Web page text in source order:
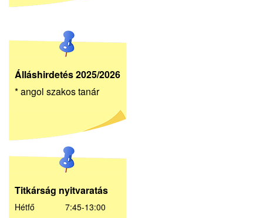
Álláshirdetés 2025/2026
* angol szakos tanár
Titkárság nyitvaratás
Hétfő 7:45-13:00